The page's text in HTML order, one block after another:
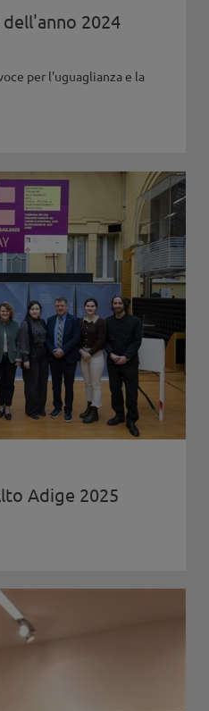
2024
per l'uguaglianza e la
Adige 2025